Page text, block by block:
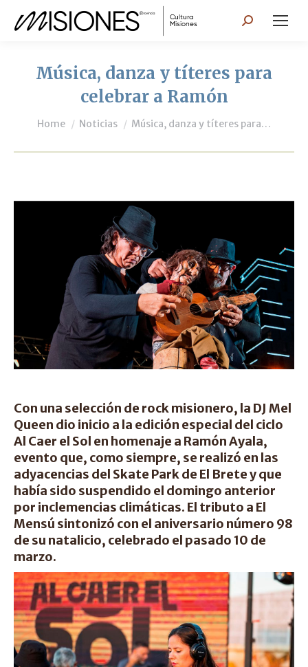
Search:
Música, danza y títeres para
celebrar a Ramón
You are here:
Home Noticias Música, danza y títeres para…
Con una selección de rock misionero, la DJ Mel
Queen dio inicio a la edición especial del ciclo
Al Caer el Sol en homenaje a Ramón Ayala,
evento que, como siempre, se realizó en las
adyacencias del Skate Park de El Brete y que
había sido suspendido el domingo anterior
por inclemencias climáticas. El tributo a El
Mensú sintonizó con el aniversario número 98
de su natalicio, celebrado el pasado 10 de
marzo.